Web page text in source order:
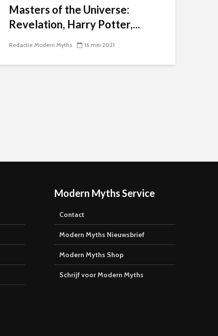
Masters of the Universe:
Revelation, Harry Potter,...
Redactie Modern Myths 16 mei 2021
Modern Myths Service
Contact
Modern Myths Nieuwsbrief
Modern Myths Shop
Schrijf voor Modern Myths